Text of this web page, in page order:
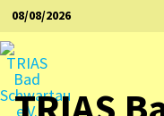
Zurück
zum
Inhalt
08/08/2026